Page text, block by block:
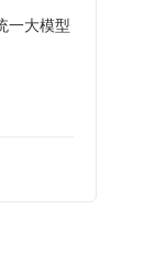
一大模型